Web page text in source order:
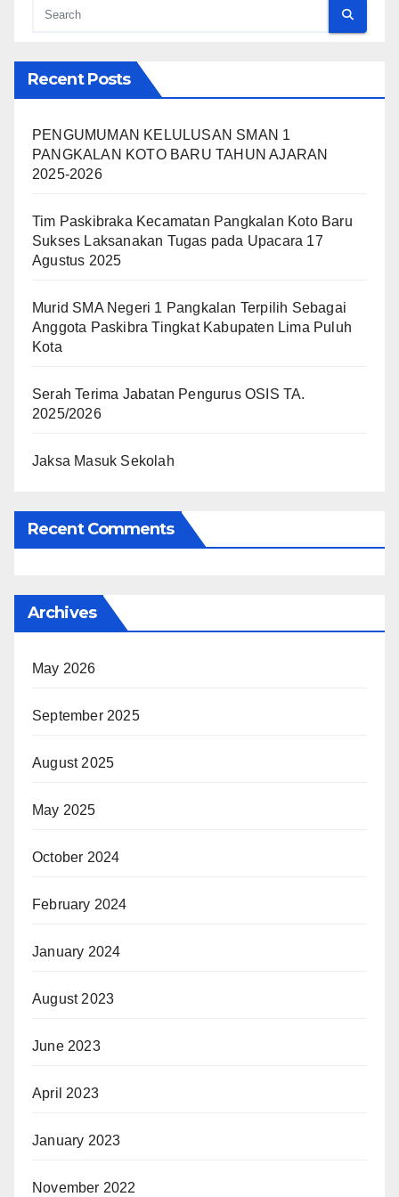
Recent Posts
PENGUMUMAN KELULUSAN SMAN 1
PANGKALAN KOTO BARU TAHUN AJARAN
2025-2026
Tim Paskibraka Kecamatan Pangkalan Koto Baru
Sukses Laksanakan Tugas pada Upacara 17
Agustus 2025
Murid SMA Negeri 1 Pangkalan Terpilih Sebagai
Anggota Paskibra Tingkat Kabupaten Lima Puluh
Kota
Serah Terima Jabatan Pengurus OSIS TA.
2025/2026
Jaksa Masuk Sekolah
Recent Comments
Archives
May 2026
September 2025
August 2025
May 2025
October 2024
February 2024
January 2024
August 2023
June 2023
April 2023
January 2023
November 2022